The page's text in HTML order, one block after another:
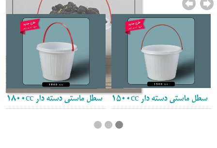
سطل ماستی دسته دار 1800cc سطل ماستی دسته دار 1500cc